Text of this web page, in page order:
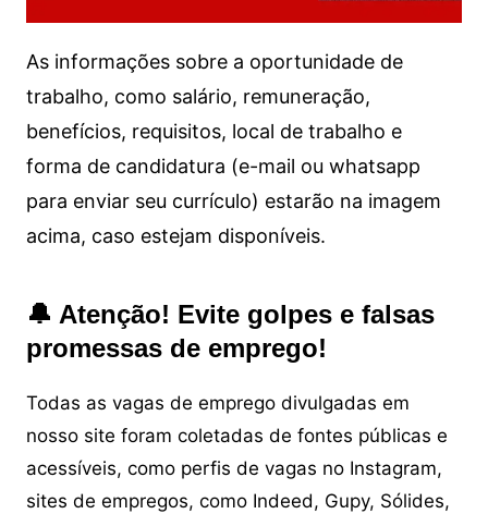
As informações sobre a oportunidade de
trabalho, como salário, remuneração,
benefícios, requisitos, local de trabalho e
forma de candidatura (e-mail ou whatsapp
para enviar seu currículo) estarão na imagem
acima, caso estejam disponíveis.
🔔 Atenção! Evite golpes e falsas
promessas de emprego!
Todas as vagas de emprego divulgadas em
nosso site foram coletadas de fontes públicas e
acessíveis, como perfis de vagas no Instagram,
sites de empregos, como Indeed, Gupy, Sólides,